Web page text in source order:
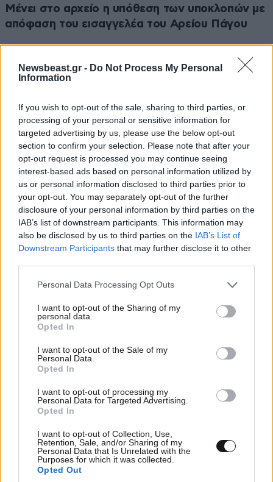
Newsbeast.gr - Do Not Process My Personal
Information
If you wish to opt-out of the sale, sharing to third parties, or
processing of your personal or sensitive information for
targeted advertising by us, please use the below opt-out
section to confirm your selection. Please note that after your
opt-out request is processed you may continue seeing
interest-based ads based on personal information utilized by
us or personal information disclosed to third parties prior to
your opt-out. You may separately opt-out of the further
disclosure of your personal information by third parties on the
IAB’s list of downstream participants. This information may
also be disclosed by us to third parties on the IAB’s List of
Downstream Participants that may further disclose it to other
Please note that this website/app uses one or more Google
not limited to your visit or usage behaviour. You may click to
grant or deny consent to Google and its third-party tags to
use your data for below specified purposes in below Google
consent section.
Personal Data Processing Opt Outs
I want to opt-out of the Sharing of my
personal data.
Opted In
I want to opt-out of the Sale of my
Personal Data.
Opted In
I want to opt-out of processing my
Personal Data for Targeted Advertising.
Opted In
I want to opt-out of Collection, Use,
Retention, Sale, and/or Sharing of my
Personal Data that Is Unrelated with the
Purposes for which it was collected.
Opted Out
Μένει στο αρχείο η υπόθεση των υποκλοπών με
απόφαση του εισαγγελέα του Αρείου Πάγου
Α. Σκέρτσος: Θρηνούμε για τις ζωές των
πυροσβεστών και των πιλότων που χάθηκαν
Ακολουθήστε το
Google News